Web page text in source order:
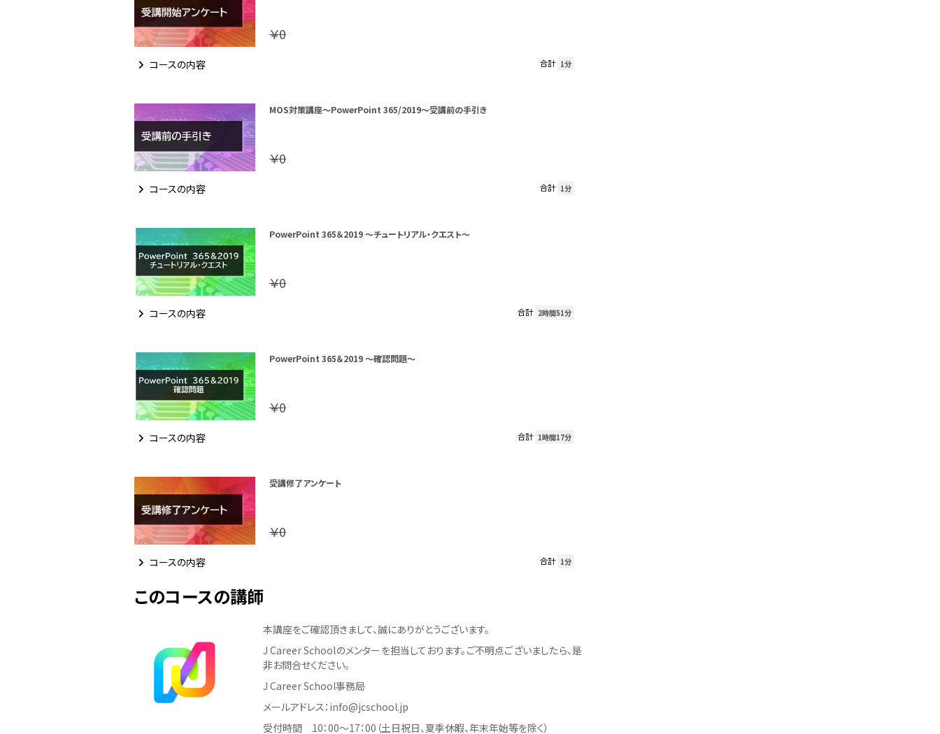
￥0
コースの内容 合計 1分
MOS対策講座～PowerPoint 365/2019～受講前の手引き
￥0
コースの内容 合計 1分
PowerPoint 365＆2019 ～チュートリアル・クエスト～
￥0
コースの内容 合計 2時間51分
PowerPoint 365＆2019 ～確認問題～
￥0
コースの内容 合計 1時間17分
受講修了アンケート
￥0
コースの内容 合計 1分
このコースの講師
本講座をご確認頂きまして、誠にありがとうございます。
J Career Schoolのメンターを担当しております。ご不明点ございましたら、是
非お問合せください。
J Career School事務局
メールアドレス：info@jcschool.jp
受付時間 10：00〜17：00（土日祝日、夏季休暇、年末年始等を除く）